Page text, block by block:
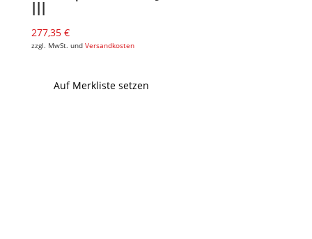
III
277,35 €
zzgl. MwSt. und Versandkosten
Auf Merkliste setzen